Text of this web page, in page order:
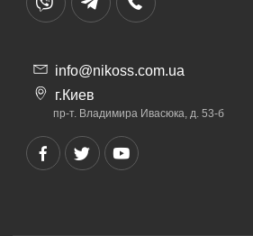
info@nikoss.com.ua
г.Киев
пр-т. Владимира Ивасюка, д. 53-б